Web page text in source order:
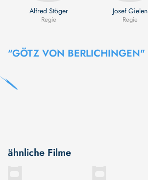
Alfred Stöger
Regie
Josef Gielen
Regie
"GÖTZ VON BERLICHINGEN"
ähnliche Filme